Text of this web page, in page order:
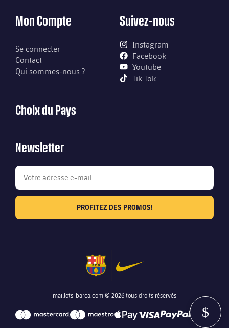
Mon Compte
Se connecter
Contact
Qui sommes-nous ?
Suivez-nous
Instagram
Facebook
Youtube
Tik Tok
Choix du Pays
Newsletter
PROFITEZ DES PROMOS!
maillots-barca.com © 2026 tous droits réservés